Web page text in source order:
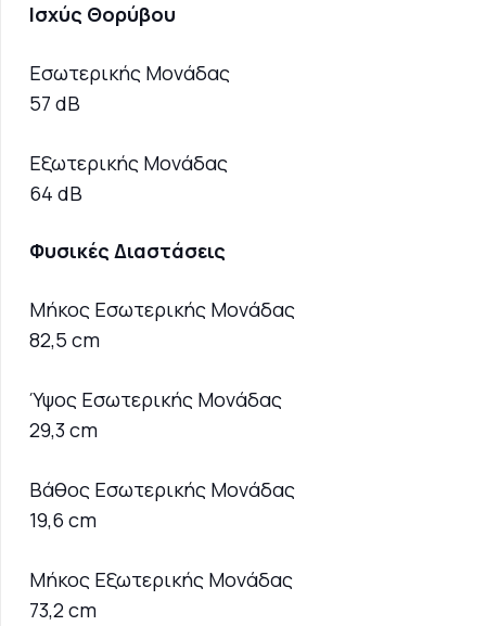
Ισχύς Θορύβου
Εσωτερικής Μονάδας
57 dB
Εξωτερικής Μονάδας
64 dB
Φυσικές Διαστάσεις
Μήκος Εσωτερικής Μονάδας
82,5 cm
Ύψος Εσωτερικής Μονάδας
29,3 cm
Βάθος Εσωτερικής Μονάδας
19,6 cm
Μήκος Εξωτερικής Μονάδας
73,2 cm